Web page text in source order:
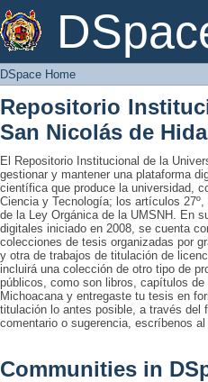
DSpace Home
DSpace Home
Repositorio
San Nicolás de
El Repositorio Institucional de la
gestionar y mantener una plataforma
científica que produce la universidad,
Ciencia y Tecnología; los artículos
de la Ley Orgánica de la UMSNH. En
digitales iniciado en 2008, se cuenta
colecciones de tesis organizadas por
y otra de trabajos de titulación de
incluirá una colección de otro tipo de
públicos, como son libros, capítulos
Michoacana y entregaste tu tesis en
titulación lo antes posible, a través del
comentario o sugerencia, escríbenos
Communities in